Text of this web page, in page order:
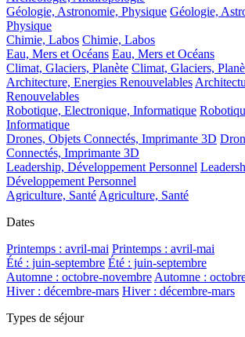
Géologie, Astronomie, Physique Géologie,
Physique
Chimie, Labos Chimie, Labos
Eau, Mers et Océans Eau, Mers et Océans
Climat, Glaciers, Planète Climat, Glaciers,
Architecture, Energies Renouvelables
Renouvelables
Robotique, Electronique, Informatique
Informatique
Drones, Objets Connectés, Imprimante 3D
Connectés, Imprimante 3D
Leadership, Développement Personnel
Développement Personnel
Agriculture, SantéAgriculture, Santé
Dates
Printemps : avril-mai Printemps : avril-mai
Été : juin-septembre Été : juin-septembre
Automne : octobre-novembreAutomne :
Hiver : décembre-mars Hiver : décembre-mars
Types de séjour